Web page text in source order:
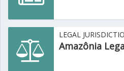
LEGAL
Amazônia